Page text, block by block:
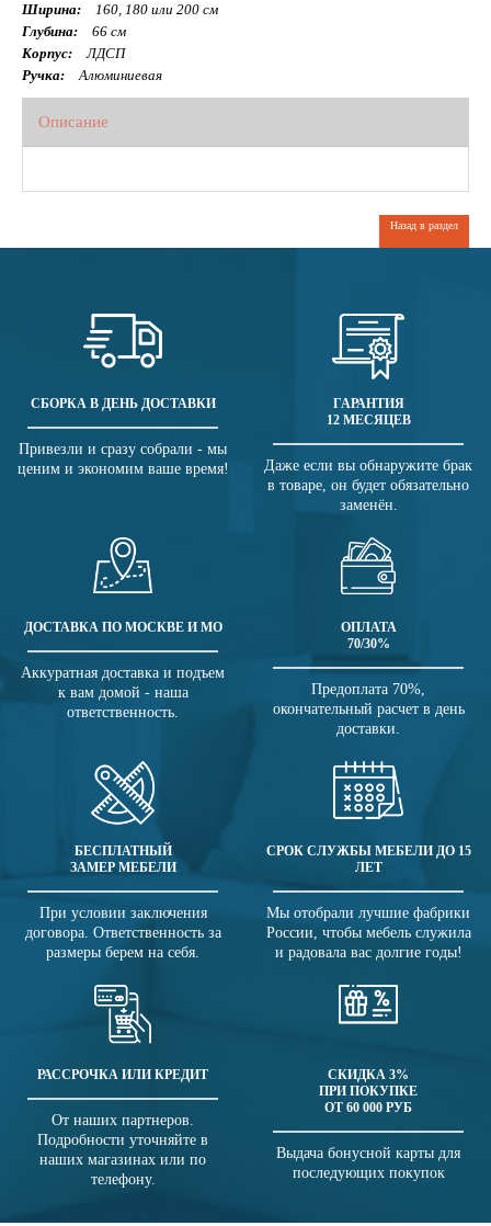
Ширина:
160, 180 или 200 см
Глубина:
66 см
Корпус:
ЛДСП
Ручка:
Алюминиевая
Описание
Назад в раздел
СБОРКА В ДЕНЬ ДОСТАВКИ
Привезли и сразу собрали - мы
ценим и экономим ваше время!
ГАРАНТИЯ
12 МЕСЯЦЕВ
Даже если вы обнаружите брак
в товаре, он будет обязательно
заменён.
ДОСТАВКА ПО МОСКВЕ И МО
Аккуратная доставка и подъем
к вам домой - наша
ответственность.
ОПЛАТА
70/30%
Предоплата 70%,
окончательный расчет в день
доставки.
БЕСПЛАТНЫЙ
ЗАМЕР МЕБЕЛИ
При условии заключения
договора. Ответственность за
размеры берем на себя.
СРОК СЛУЖБЫ МЕБЕЛИ ДО 15
ЛЕТ
Мы отобрали лучшие фабрики
России, чтобы мебель служила
и радовала вас долгие годы!
РАССРОЧКА ИЛИ КРЕДИТ
От наших партнеров.
Подробности уточняйте в
наших магазинах или по
телефону.
СКИДКА 3%
ПРИ ПОКУПКЕ
ОТ 60 000 РУБ
Выдача бонусной карты для
последующих покупок